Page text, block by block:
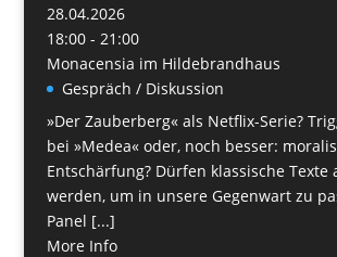
28.04.2026
18:00 - 21:00
Monacensia im Hildebrandhaus
Gespräch / Diskussion
»Der Zauberberg« als Netflix-Serie?
bei »Medea« oder, noch besser:
Entschärfung? Dürfen klassische Texte
werden, um in unsere Gegenwart zu
Panel [...]
More Info